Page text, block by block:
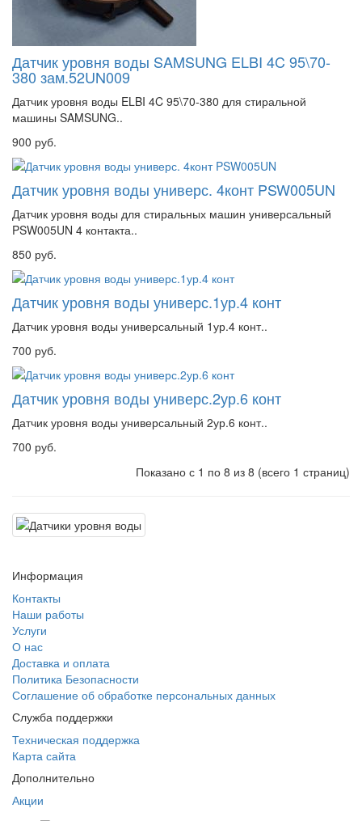
Датчик уровня воды SAMSUNG ELBI 4C 95\70-
380 зам.52UN009
Датчик уровня воды ELBI 4C 95\70-380 для стиральной
машины SAMSUNG..
900 руб.
Датчик уровня воды универс. 4конт PSW005UN
Датчик уровня воды для стиральных машин универсальный
PSW005UN 4 контакта..
850 руб.
Датчик уровня воды универс.1ур.4 конт
Датчик уровня воды универсальный 1ур.4 конт..
700 руб.
Датчик уровня воды универс.2ур.6 конт
Датчик уровня воды универсальный 2ур.6 конт..
700 руб.
Показано с 1 по 8 из 8 (всего 1 страниц)
Информация
Контакты
Наши работы
Услуги
О нас
Доставка и оплата
Политика Безопасности
Соглашение об обработке персональных данных
Служба поддержки
Техническая поддержка
Карта сайта
Дополнительно
Акции